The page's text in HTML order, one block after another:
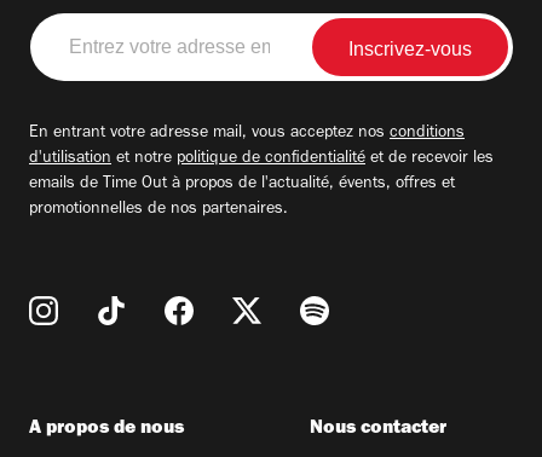
Entrez
votre
adresse
En entrant votre adresse mail, vous acceptez nos conditions
d'utilisation et notre politique de confidentialité et de recevoir les
emails de Time Out à propos de l'actualité, évents, offres et
promotionnelles de nos partenaires.
A propos de nous Nous contacter